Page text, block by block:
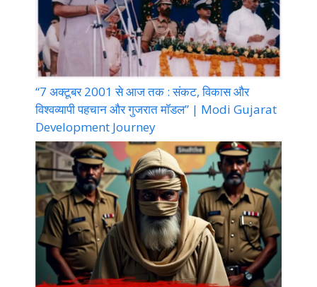
“7 अक्टूबर 2001 से आज तक : संकट, विकास और
विश्वव्यापी पहचान और गुजरात मॉडल” | Modi Gujarat
Development Journey